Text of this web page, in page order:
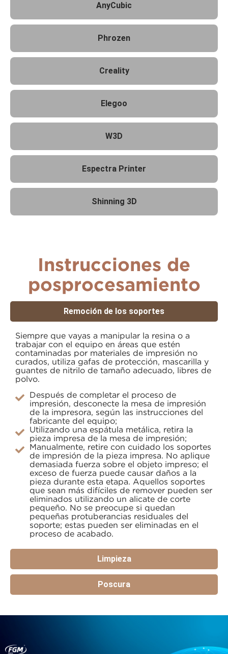
AnyCubic
Phrozen
Creality
Elegoo
W3D
Espectra Printer
Shinning 3D
Instrucciones de
posprocesamiento
Remoción de los soportes
Limpieza
Poscura
Siempre que vayas a manipular la resina o a
trabajar con el equipo en áreas que estén
contaminadas por materiales de impresión no
curados, utiliza gafas de protección, mascarilla y
guantes de nitrilo de tamaño adecuado, libres de
polvo.
Después de completar el proceso de
impresión, desconecte la mesa de impresión
de la impresora, según las instrucciones del
fabricante del equipo;
Utilizando una espátula metálica, retira la
pieza impresa de la mesa de impresión;
Manualmente, retire con cuidado los soportes
de impresión de la pieza impresa. No aplique
demasiada fuerza sobre el objeto impreso; el
exceso de fuerza puede causar daños a la
pieza durante esta etapa. Aquellos soportes
que sean más difíciles de remover pueden ser
eliminados utilizando un alicate de corte
pequeño. No se preocupe si quedan
pequeñas protuberancias residuales del
soporte; estas pueden ser eliminadas en el
proceso de acabado.